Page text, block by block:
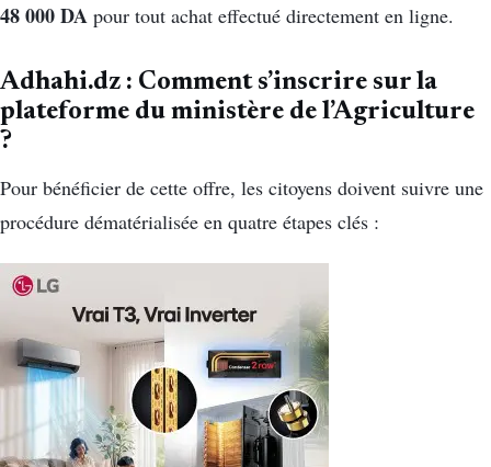
48 000 DA pour tout achat effectué directement en ligne.
Adhahi.dz : Comment s’inscrire sur la
plateforme du ministère de l’Agriculture
?
Pour bénéficier de cette offre, les citoyens doivent suivre une
procédure dématérialisée en quatre étapes clés :